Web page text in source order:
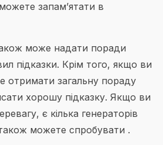
запам’ятати в
може надати поради
підказки. Крім того, якщо ви
отримати загальну пораду
хорошу підказку. Якщо ви
є кілька генераторів
можете спробувати .